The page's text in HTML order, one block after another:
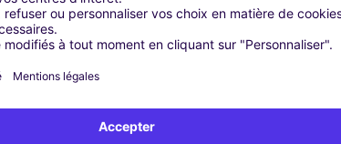
(C)
7.6 km
à Arnouville et
ruelles du cœur de ville et découvrez son
et monuments qui font la richesse de Arnouville.
et jardins pour une pause détente en pleine